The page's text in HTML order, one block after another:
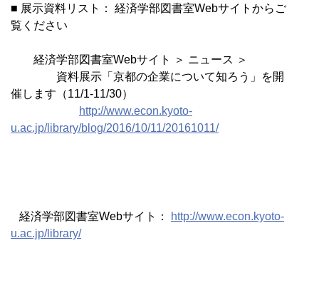
■ 展示資料リスト： 経済学部図書室Webサイトからご
覧ください
経済学部図書室Webサイト ＞ ニュース ＞
資料展示「京都の企業について知ろう」を開
催します（11/1-11/30）
http://www.econ.kyoto-
u.ac.jp/library/blog/2016/10/11/20161011/
経済学部図書室Webサイト：
http://www.econ.kyoto-
u.ac.jp/library/